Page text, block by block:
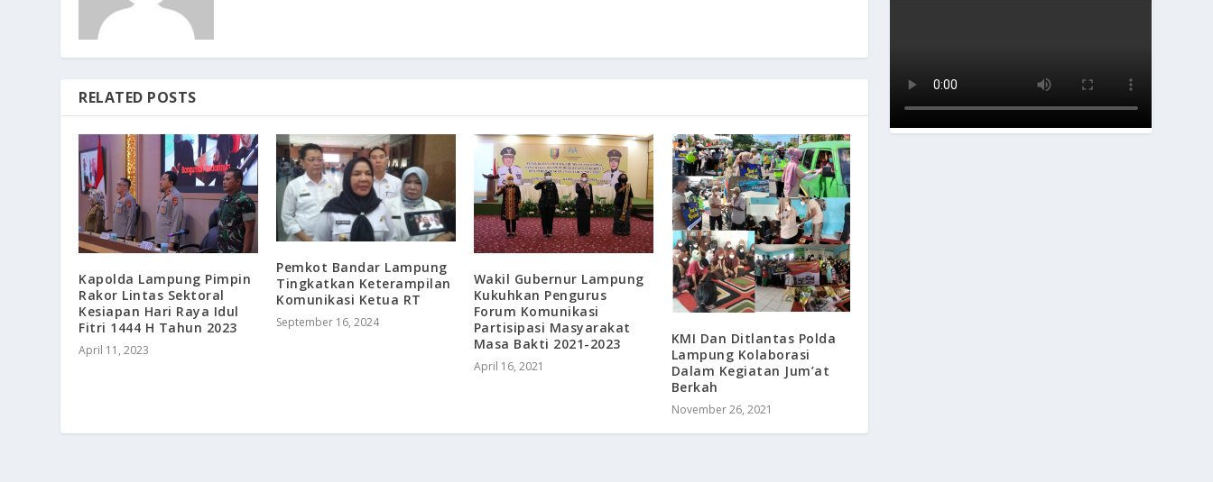
RELATED POSTS
Kapolda Lampung Pimpin
Rakor Lintas Sektoral
Kesiapan Hari Raya Idul
Fitri 1444 H Tahun 2023
April 11, 2023
Pemkot Bandar Lampung
Tingkatkan Keterampilan
Komunikasi Ketua RT
September 16, 2024
Wakil Gubernur Lampung
Kukuhkan Pengurus
Forum Komunikasi
Partisipasi Masyarakat
Masa Bakti 2021-2023
April 16, 2021
KMI Dan Ditlantas Polda
Lampung Kolaborasi
Dalam Kegiatan Jum’at
Berkah
November 26, 2021